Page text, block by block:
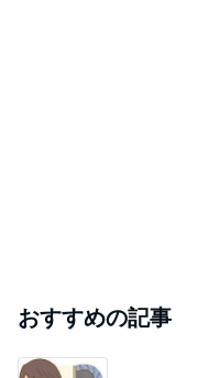
おすすめの記事